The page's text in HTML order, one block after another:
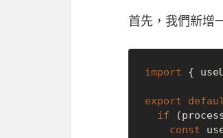
首先，我們新增
import {
export
if
const